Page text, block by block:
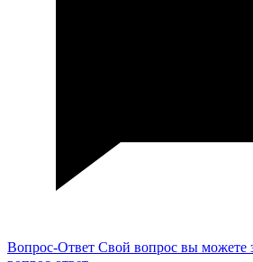
Вопрос-Ответ Свой вопрос вы можете